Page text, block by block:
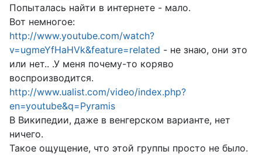
Попыталась найти в интернете - мало.
Вот немногое:
http://www.youtube.com/watch?
v=ugmeYfHaHVk&feature=related - не знаю, они это
или нет.. .У меня почему-то коряво
воспроизводится.
http://www.ualist.com/video/index.php?
en=youtube&q=Pyramis
В Википедии, даже в венгерском варианте, нет
ничего.
Такое ощущение, что этой группы просто не было.